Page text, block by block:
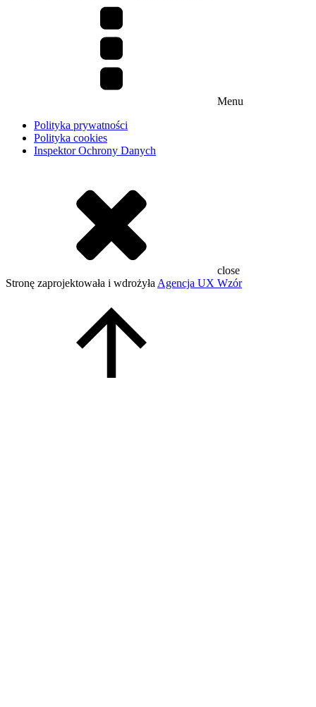
Menu
Polityka prywatności
Polityka cookies
Inspektor Ochrony Danych
close
Stronę zaprojektowała i wdrożyła Agencja UX Wzór